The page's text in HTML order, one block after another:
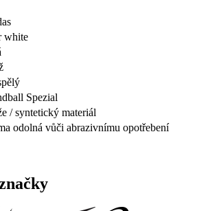
white
Spezial
/ syntetický materiál
odolná vůči abrazivnímu opotřebení